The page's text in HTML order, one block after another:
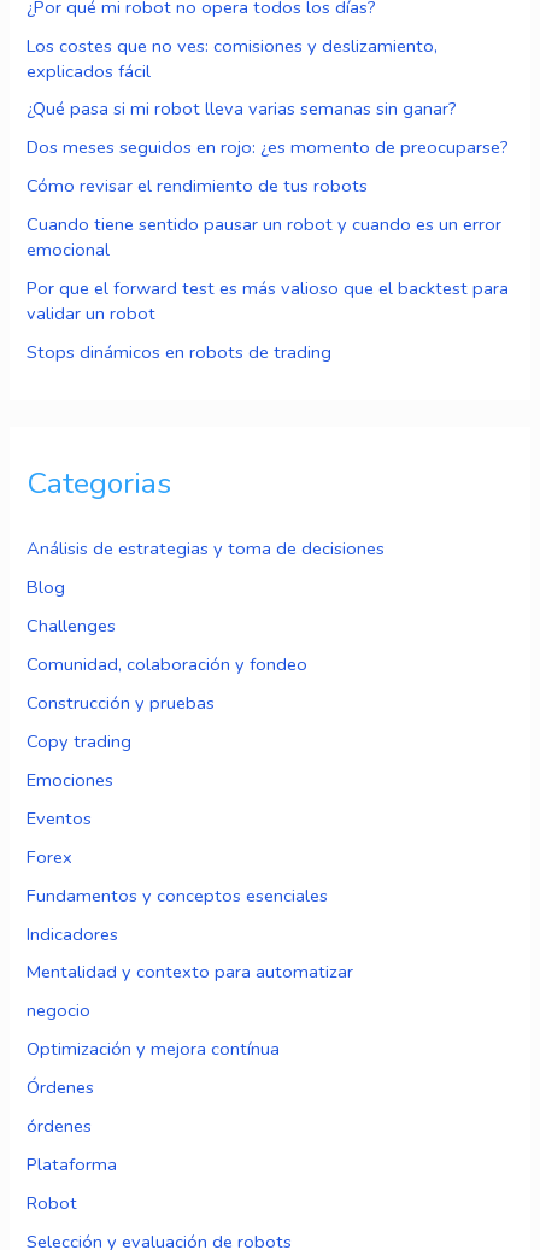
¿Por qué mi robot no opera todos los días?
Los costes que no ves: comisiones y deslizamiento,
explicados fácil
¿Qué pasa si mi robot lleva varias semanas sin ganar?
Dos meses seguidos en rojo: ¿es momento de preocuparse?
Cómo revisar el rendimiento de tus robots
Cuando tiene sentido pausar un robot y cuando es un error
emocional
Por que el forward test es más valioso que el backtest para
validar un robot
Stops dinámicos en robots de trading
Categorias
Análisis de estrategias y toma de decisiones
Blog
Challenges
Comunidad, colaboración y fondeo
Construcción y pruebas
Copy trading
Emociones
Eventos
Forex
Fundamentos y conceptos esenciales
Indicadores
Mentalidad y contexto para automatizar
negocio
Optimización y mejora contínua
Órdenes
órdenes
Plataforma
Robot
Selección y evaluación de robots